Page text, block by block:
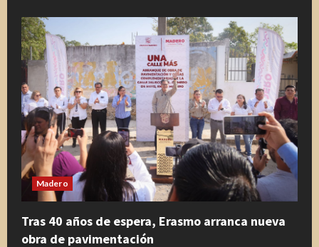
elementos
de
la
Guardia
Estatal
en
Curso
de
Conducción
de
Motopatrulla
Madero
Tras 40 años de espera, Erasmo arranca nueva
obra de pavimentación